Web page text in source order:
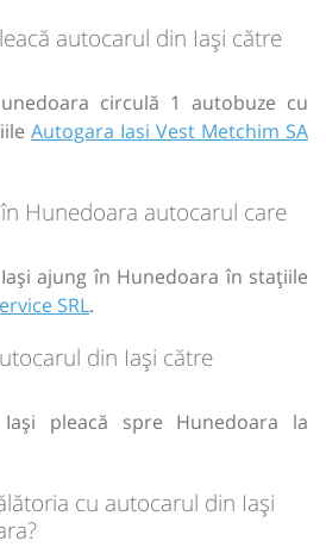
autocarul din Iași către
circulă 1 autobuze cu
Autogara Iasi Vest Metchim SA
Hunedoara autocarul care
ajung în Hunedoara în stațiile
SRL.
din Iași către
pleacă spre Hunedoara la
cu autocarul din Iași